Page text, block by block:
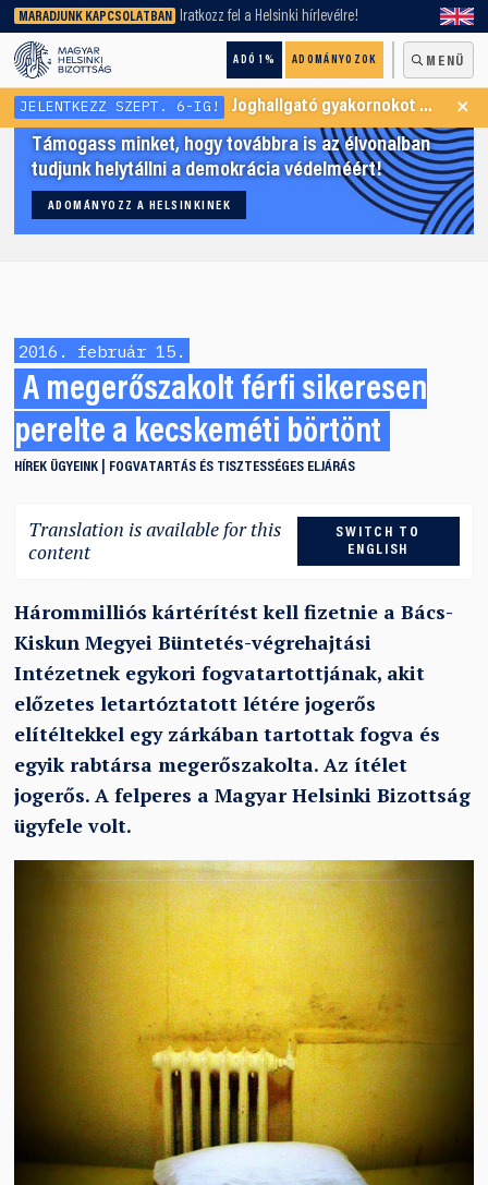
MARADJUNK KAPCSOLATBAN Iratkozz fel a Helsinki hírlevélre!
ADÓ 1% ADOMÁNYOZOK MENÜ
keresőnket!
JELENTKEZZ SZEPT. 6-IG! Joghallgató gyakornokot keresünk Menekültügyi Programunkba ×
Támogass minket, hogy továbbra is az élvonalban
tudjunk helytállni a demokrácia védelméért!
ADOMÁNYOZZ A HELSINKINEK
2016. február 15.
A megerőszakolt férfi sikeresen
perelte a kecskeméti börtönt
HÍREK ÜGYEINK FOGVATARTÁS ÉS TISZTESSÉGES ELJÁRÁS
Translation is available for this
content
SWITCH TO
ENGLISH
Hárommilliós kártérítést kell fizetnie a Bács-
Kiskun Megyei Büntetés-végrehajtási
Intézetnek egykori fogvatartottjának, akit
előzetes letartóztatott létére jogerős
elítéltekkel egy zárkában tartottak fogva és
egyik rabtársa megerőszakolta. Az ítélet
jogerős. A felperes a Magyar Helsinki Bizottság
ügyfele volt.